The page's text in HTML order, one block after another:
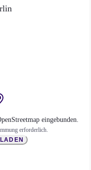
eingebunden.
erforderlich.